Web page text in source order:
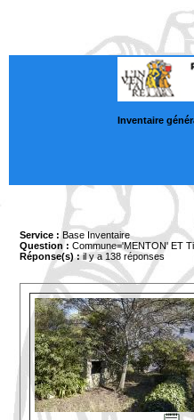
Inventaire
Service : Base Inventaire
Question : Commune='MENTON' ET
Réponse(s) :il y a 138 réponses